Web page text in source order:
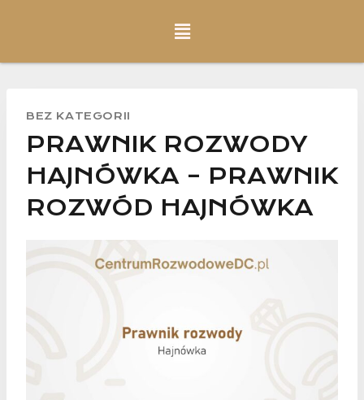
BEZ KATEGORII
PRAWNIK ROZWODY
HAJNÓWKA – PRAWNIK
ROZWÓD HAJNÓWKA